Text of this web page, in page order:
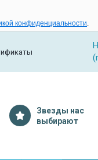
конфиденциальности.
Звезды нас
выбирают